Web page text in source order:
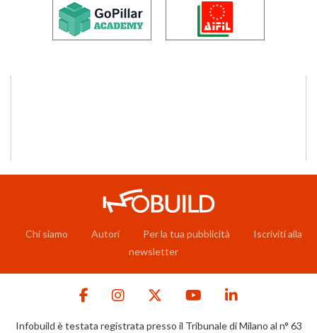
Chi siamo Autori Per la tua pubblicità
Iscriviti alla
newsletter
Infobuild è testata registrata presso il Tribunale di Milano al n° 63